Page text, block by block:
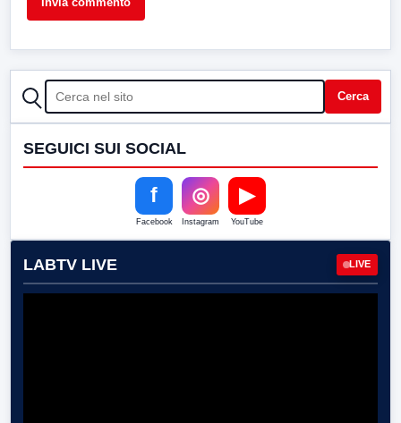
CERCA Cerca
SEGUICI SUI SOCIAL
f
Facebook
◎
Instagram
▶
YouTube
LABTV LIVE LIVE